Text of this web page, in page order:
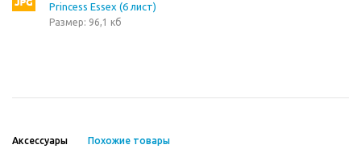
Princess Essex (6 лист)
Размер: 96,1 кб
Аксессуары Похожие товары